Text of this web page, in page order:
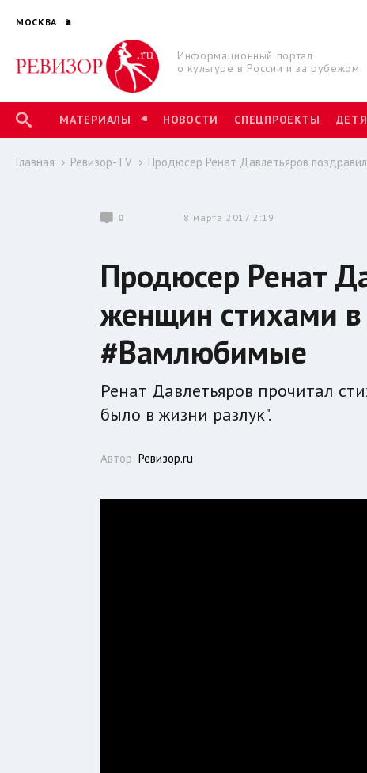
МОСКВА
Информационный портал
о культуре в России и за рубежом
МАТЕРИАЛЫ НОВОСТИ СПЕЦПРОЕКТЫ
Главная Ревизор-TV Продюсер Ренат Давлетьяров
0 8 марта 2017 2:19
Продюсер Ренат
женщин стихами в
#Вамлюбимые
Ренат Давлетьяров прочитал
было в жизни разлук".
Автор:Ревизор.ru